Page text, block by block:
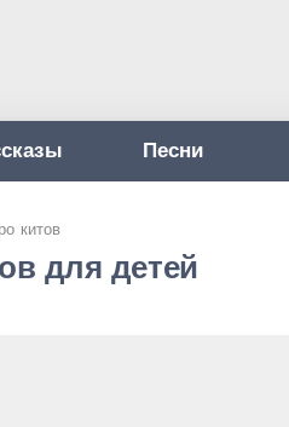
Песни
китов
для детей